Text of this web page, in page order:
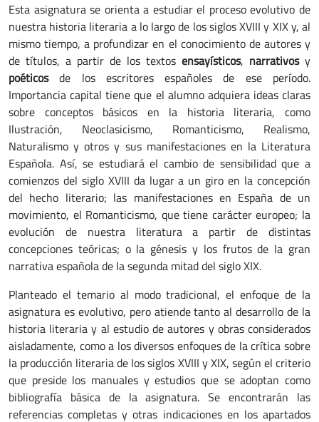
Esta asignatura se orienta a estudiar el proceso evolutivo de
nuestra historia literaria a lo largo de los siglos XVIII y XIX y, al
mismo tiempo, a profundizar en el conocimiento de autores y
de títulos, a partir de los textos ensayísticos, narrativos y
poéticosde los escritores españoles de ese período.
Importancia capital tiene que el alumno adquiera ideas claras
sobre conceptos básicos en la historia literaria, como
Ilustración, Neoclasicismo, Romanticismo, Realismo,
Naturalismo y otros y sus manifestaciones en la Literatura
Española. Así, se estudiará el cambio de sensibilidad que a
comienzos del siglo XVIII da lugar a un giro en la concepción
del hecho literario; las manifestaciones en España de un
movimiento, el Romanticismo, que tiene carácter europeo; la
evolución de nuestra literatura a partir de distintas
concepciones teóricas; o la génesis y los frutos de la gran
narrativa española de la segunda mitad del siglo XIX.
Planteado el temario al modo tradicional, el enfoque de la
asignatura es evolutivo, pero atiende tanto al desarrollo de la
historia literaria y al estudio de autores y obras considerados
aisladamente, como a los diversos enfoques de la crítica sobre
la producción literaria de los siglos XVIII y XIX, según el criterio
que preside los manuales y estudios que se adoptan como
bibliografía básica de la asignatura. Se encontrarán las
referencias completas y otras indicaciones en los apartados